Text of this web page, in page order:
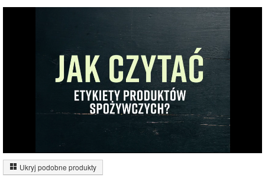
Wykres składu produktu
Pozostałe (17%)
18%
Ukryj podobne produkty